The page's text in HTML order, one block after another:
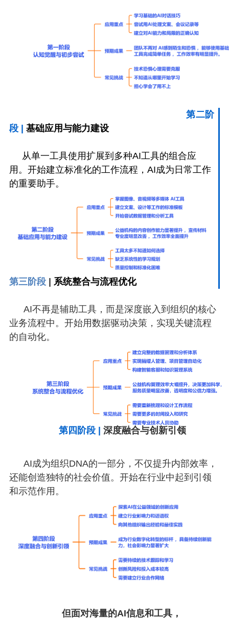
第二阶
段
基础应用与能力建设
从单一工具使用扩展到多种AI工具的组合应
用。开始建立标准化的工作流程，AI成为日常工作
的重要助手。
第三阶段| 系统整合与流程优化
AI不再是辅助工具，而是深度嵌入到组织的核心
业务流程中。开始用数据驱动决策，实现关键流程
的自动化。
第四阶段 | 深度融合与创新引领
AI成为组织DNA的一部分，不仅提升内部效率，
还能创造独特的社会价值。开始在行业中起到引领
和示范作用。
但面对海量的AI信息和工具，